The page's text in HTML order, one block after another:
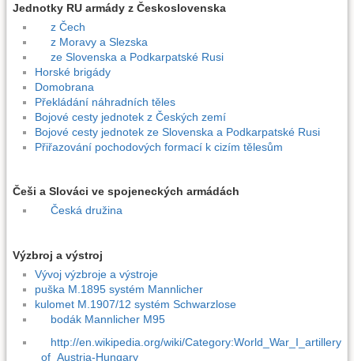
Jednotky RU armády z Československa
z Čech
z Moravy a Slezska
ze Slovenska a Podkarpatské Rusi
Horské brigády
Domobrana
Překládání náhradních těles
Bojové cesty jednotek z Českých zemí
Bojové cesty jednotek ze Slovenska a Podkarpatské Rusi
Přiřazování pochodových formací k cizím tělesům
Češi a Slováci ve spojeneckých armádách
Česká družina
Výzbroj a výstroj
Vývoj výzbroje a výstroje
puška M.1895 systém Mannlicher
kulomet M.1907/12 systém Schwarzlose
bodák Mannlicher M95
http://en.wikipedia.org/wiki/Category:World_War_I_artillery
_of_Austria-Hungary